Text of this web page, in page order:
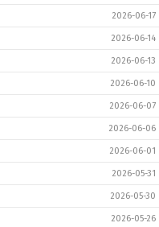
2026-06-17
2026-06-14
2026-06-13
2026-06-10
2026-06-07
2026-06-06
2026-06-01
2026-05-31
2026-05-30
2026-05-26